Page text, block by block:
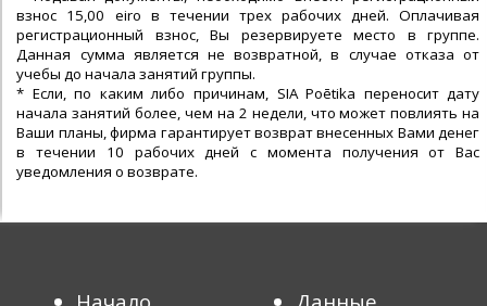
взнос 15,00 eiro в течении трех рабочих дней. Оплачивая
регистрационный взнос, Вы резервируете место в группе.
Данная сумма является не возвратной, в случае отказа от
учебы до начала занятий группы.
* Если, по каким либо причинам, SIA Poētika переносит дату
начала занятий более, чем на 2 недели, что может повлиять на
Ваши планы, фирма гарантирует возврат внесенных Вами денег
в течении 10 рабочих дней с момента получения от Вас
уведомления о возврате.